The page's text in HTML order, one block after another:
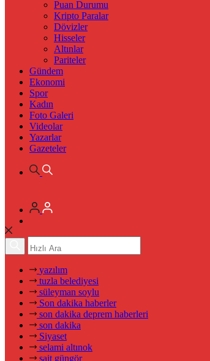
Puan Durumu
Kripto Paralar
Dövizler
Hisseler
Altınlar
Pariteler
Gündem
Ekonomi
Spor
Kadın
Foto Galeri
Videolar
Yazarlar
Gazeteler
yazılım
tuzla belediyesi
süleyman soylu
Son dakika haberler
son dakika deprem haberleri
son dakika
Siyaset
selami altınok
sait güngör